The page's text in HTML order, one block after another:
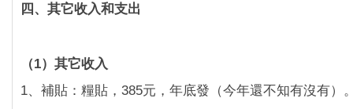
四、其它收入和支出
（1）其它收入
1、補貼：糧貼，385元，年底發（今年還不知有沒有）